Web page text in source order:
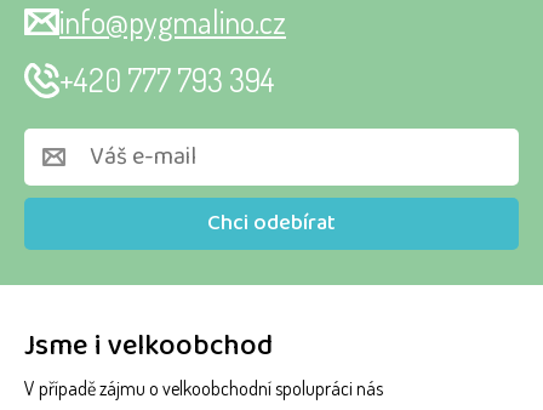
Jsme i velkoobchod
V případě zájmu o velkoobchodní spolupráci nás
Chci odebírat
info@pygmalino.cz
+420 777 793 394